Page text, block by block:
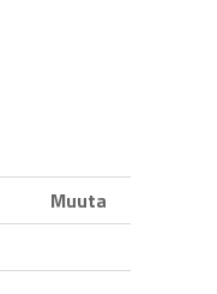
Muuta